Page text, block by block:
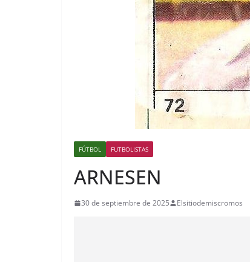
FÚTBOL FUTBOLISTAS
ARNESEN
30 de septiembre de 2025 Elsitiodemiscromos